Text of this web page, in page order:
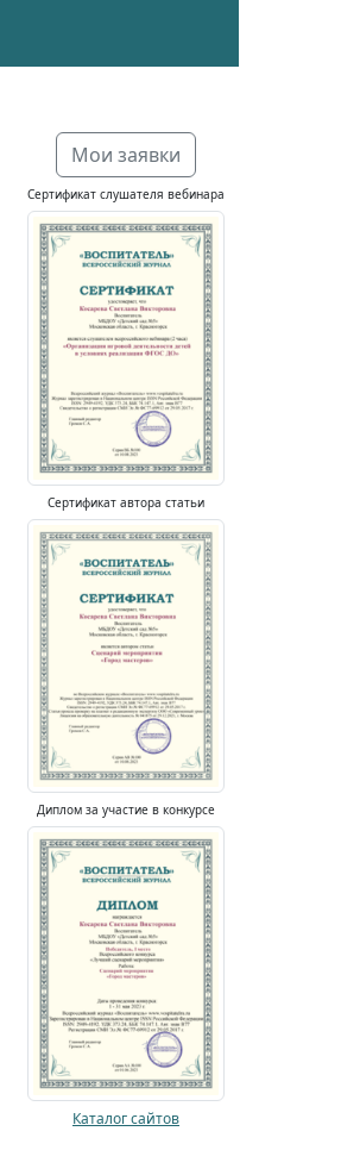
Мои заявки
Сертификат слушателя вебинара
Сертификат автора статьи
Диплом за участие в конкурсе
Каталог сайтов